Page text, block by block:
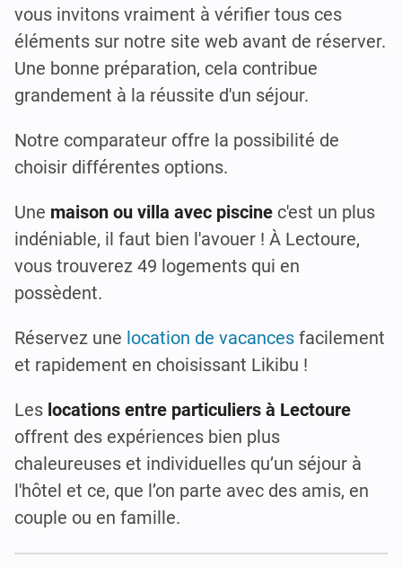
vous invitons vraiment à vérifier tous ces
éléments sur notre site web avant de réserver.
Une bonne préparation, cela contribue
grandement à la réussite d'un séjour.
Notre comparateur offre la possibilité de
choisir différentes options.
Une maison ou villa avec piscine c'est un plus
indéniable, il faut bien l'avouer ! À Lectoure,
vous trouverez 49 logements qui en
possèdent.
Réservez une location de vacances facilement
et rapidement en choisissant Likibu !
Les locations entre particuliers à Lectoure
offrent des expériences bien plus
chaleureuses et individuelles qu’un séjour à
l'hôtel et ce, que l’on parte avec des amis, en
couple ou en famille.